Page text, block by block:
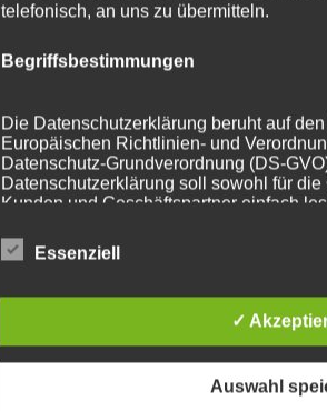
telefonisch, an uns zu übermitteln.
Begriffsbestimmungen
Die Datenschutzerklärung beruht auf
Europäischen Richtlinien- und
Datenschutz-Grundverordnung (DS-
Datenschutzerklärung soll sowohl für
Kunden und Geschäftspartner einfach
Begrifflichkeiten erläutern.
folgenden Begriffe:
a) personenbezogene Daten
Essenziell
✓
Auswahl